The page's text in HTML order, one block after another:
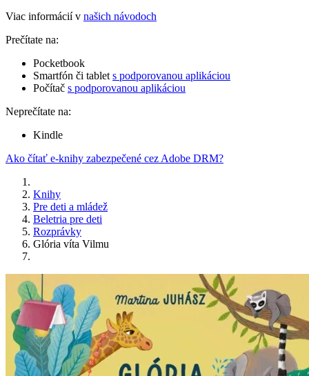
Viac informácií v našich návodoch
Prečítate na:
Pocketbook
Smartfón či tablet s podporovanou aplikáciou
Počítač s podporovanou aplikáciou
Neprečítate na:
Kindle
Ako čítať e-knihy zabezpečené cez Adobe DRM?
Knihy
Pre deti a mládež
Beletria pre deti
Rozprávky
Glória víta Vilmu